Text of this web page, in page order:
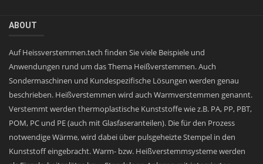
ABOUT
Auf Heissverstemmen.tech finden Sie viele Beispiele und
Anwendungen rund um das Thema Heißverstemmen. Auch
Sondermaschinen und Kundespezifische Lösungen werden genau
beschrieben. Heißverstemmen wird auch Warmverstemmen genannt.
Verstemmt werden thermoplastische Kunststoffe wie z.B. PA, PP, PBT,
POM, PC und PE (auch mit Glasfaseranteilen). Die für den Prozess
notwendige Wärme, wird dabei über pulsgeheizte Stempel in den
Kunststoff eingebracht. Warm- bzw. Heißverstemmsysteme werden